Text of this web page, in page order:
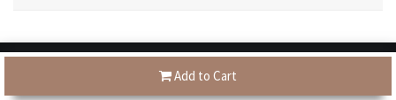
Add to Cart
Tienes dudas?